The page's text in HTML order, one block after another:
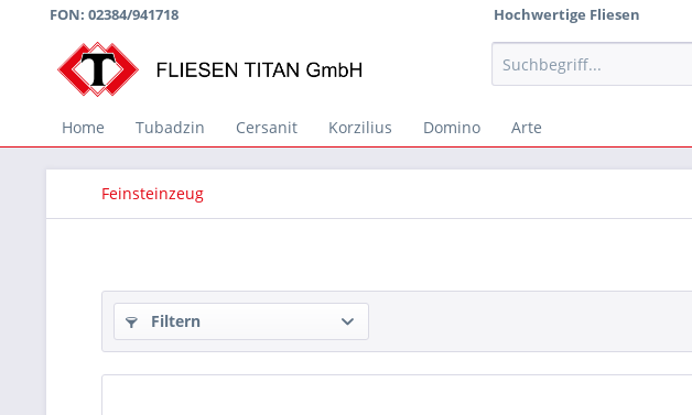
FON: 02384/941718 Hochwertige Fliesen
Home Tubadzin Cersanit Korzilius Domino Arte
Feinsteinzeug
Filtern